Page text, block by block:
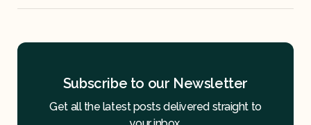
Subscribe to our Newsletter
Get all the latest posts delivered straight to